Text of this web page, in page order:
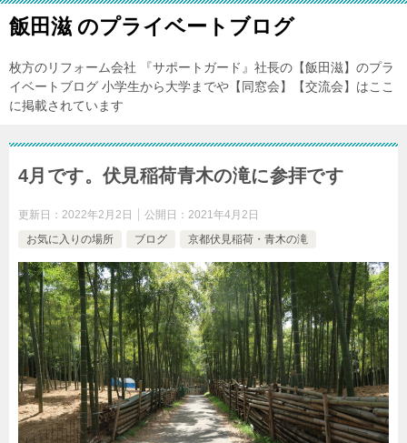
飯田滋 のプライベートブログ
枚方のリフォーム会社 『サポートガード』社長の【飯田滋】のプラ
イベートブログ 小学生から大学までや【同窓会】【交流会】はここ
に掲載されています
4月です。伏見稲荷青木の滝に参拝です
更新日： 2022年2月2日 公開日： 2021年4月2日
お気に入りの場所
ブログ 京都伏見稲荷・青木の滝